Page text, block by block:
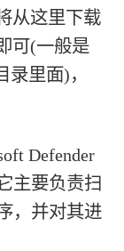
从这里下载
可(一般是
里面)，
Defender
主要负责扫
，并对其进